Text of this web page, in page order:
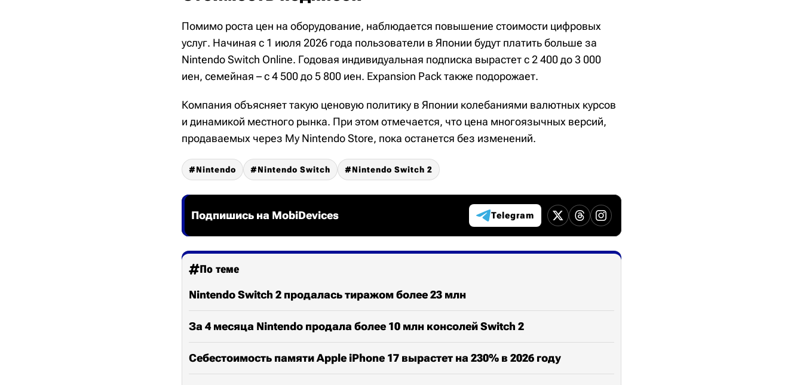
Помимо роста цен на оборудование, наблюдается повышение стоимости цифровых
услуг. Начиная с 1 июля 2026 года пользователи в Японии будут платить больше за
Nintendo Switch Online. Годовая индивидуальная подписка вырастет с 2 400 до 3 000
иен, семейная – с 4 500 до 5 800 иен. Expansion Pack также подорожает.
Компания объясняет такую ценовую политику в Японии колебаниями валютных курсов
и динамикой местного рынка. При этом отмечается, что цена многоязычных версий,
продаваемых через My Nintendo Store, пока останется без изменений.
Nintendo Nintendo Switch Nintendo Switch 2
Подпишись на MobiDevices Telegram
По теме
Nintendo Switch 2 продалась тиражом более 23 млн
За 4 месяца Nintendo продала более 10 млн консолей Switch 2
Себестоимость памяти Apple iPhone 17 вырастет на 230% в 2026 году